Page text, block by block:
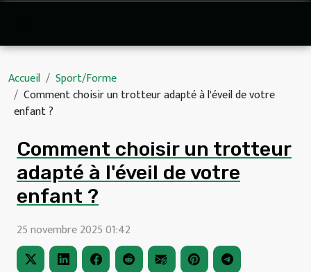
Accueil
Sport/Forme
Comment choisir un trotteur adapté à l'éveil de votre
enfant ?
Comment choisir un trotteur
adapté à l'éveil de votre
enfant ?
25 novembre 2025 01:42